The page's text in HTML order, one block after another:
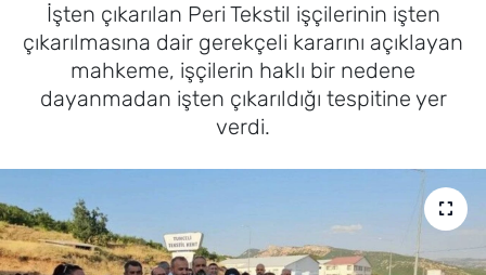
İşten çıkarılan Peri Tekstil işçilerinin işten
çıkarılmasına dair gerekçeli kararını açıklayan
mahkeme, işçilerin haklı bir nedene
dayanmadan işten çıkarıldığı tespitine yer
verdi.